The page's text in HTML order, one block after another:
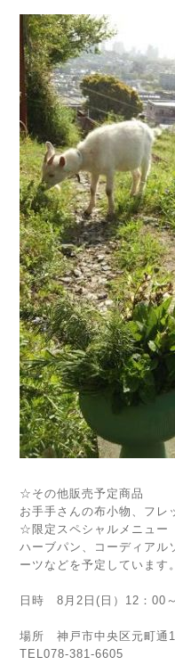
☆その他販売予定商品
お手手さんの布小物、フレ
☆限定スペシャルメニュー
ハーブパン、コーディアル
ーツなどを予定しています。
日時 8月2日(日）12：00
場所 神戸市中央区元町
TEL078-381-6605